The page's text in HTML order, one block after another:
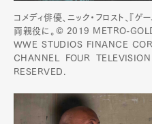
コメディ俳優、ニック・フロスト、『ゲ
両親役に。© 2019 METRO-
WWE STUDIOS FINANCE
CHANNEL FOUR
RESERVED.